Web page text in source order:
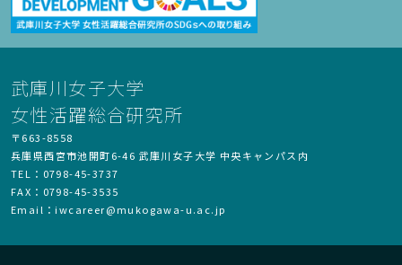
武庫川女子大学
女性活躍総合研究所
〒663-8558
兵庫県西宮市池開町6-46 武庫川女子大学 中央キャンパス内
TEL：0798-45-3737
FAX：0798-45-3535
Email： iwcareer mukogawa-u ac.jp